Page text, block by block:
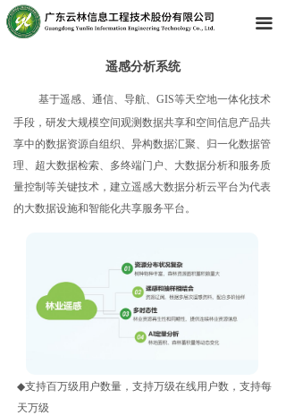
끀
遥感分析系统
基于遥感、通信、导航、GIS等天空地一体化技术
手段，研发大规模空间观测数据共享和空间信息产品共
享中的数据资源自组织、异构数据汇聚、归一化数据管
理、超大数据检索、多终端门户、大数据分析和服务质
量控制等关键技术，建立遥感大数据分析云平台为代表
的大数据设施和智能化共享服务平台。
◆支持百万级用户数量，支持万级在线用户数，支持每
天万级